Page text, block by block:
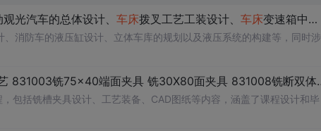
光汽车的总体设计、 车床拨叉工艺工装设计、 车床变速箱中拔叉及专用夹具设计、数控
、消防车的液压缸设计、立体车库的规划以及液压系统的构建等，同时涉
端面夹具 铣30X80面夹具 831008铣断双体夹具 831006 831002 84009 84007
包括铣槽夹具设计、工艺装备、CAD图纸等内容，涵盖了课程设计和毕